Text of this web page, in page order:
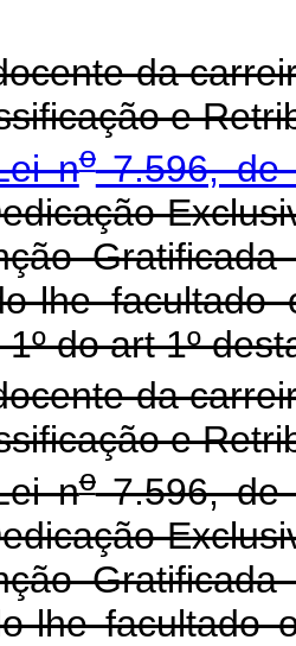
da
e
no7.596, de
lhe
do art 1º
da
e
no7.596, de
lhe facultado